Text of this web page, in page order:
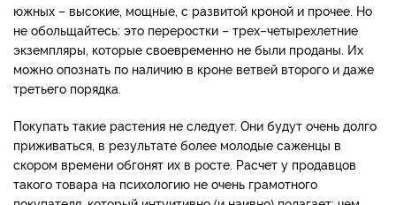
южных – высокие, мощные, с развитой кроной и прочее. Но
не обольщайтесь: это переростки – трех–четырехлетние
экземпляры, которые своевременно не были проданы. Их
можно опознать по наличию в кроне ветвей второго и даже
третьего порядка.
Покупать такие растения не следует. Они будут очень долго
приживаться, в результате более молодые саженцы в
скором времени обгонят их в росте. Расчет у продавцов
такого товара на психологию не очень грамотного